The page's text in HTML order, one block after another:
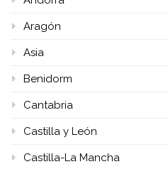
Aragón
Asia
Benidorm
Cantabria
Castilla y León
Castilla-La Mancha